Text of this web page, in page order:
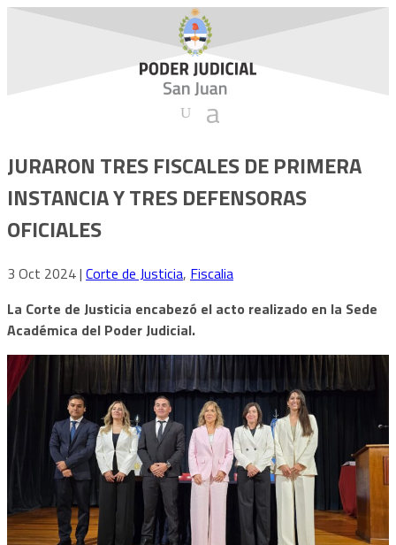
JURARON TRES FISCALES DE PRIMERA
INSTANCIA Y TRES DEFENSORAS
OFICIALES
3 Oct 2024| Corte de Justicia, Fiscalia
La Corte de Justicia encabezó el acto realizado en la Sede
Académica del Poder Judicial.